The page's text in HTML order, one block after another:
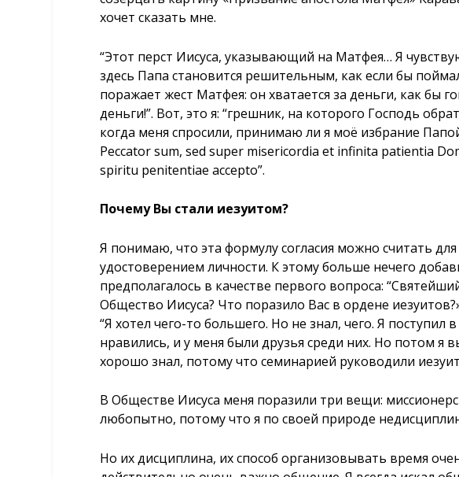
хочет сказать мне.
“Этот перст Иисуса, указывающий на Матфея… Я
здесь Папа становится решительным, как если бы
поражает жест Матфея: он хватается за деньги, как бы
деньги!”. Вот, это я: “грешник, на которого Господь
когда меня спросили, принимаю ли я моё избрание
Peccator sum, sed super misericordia et infinita patientia
spiritu penitentiae accepto”.
Почему Вы стали иезуитом?
Я понимаю, что эта формулу согласия можно считать
удостоверением личности. К этому больше нечего
предполагалось в качестве первого вопроса:
Общество Иисуса? Что поразило Вас в ордене
“Я хотел чего-то большего. Но не знал, чего. Я
нравились, и у меня были друзья среди них. Но потом я
хорошо знал, потому что семинарией руководили
В Обществе Иисуса меня поразили три вещи:
любопытно, потому что я по своей природе
Но их дисциплина, их способ организовывать время